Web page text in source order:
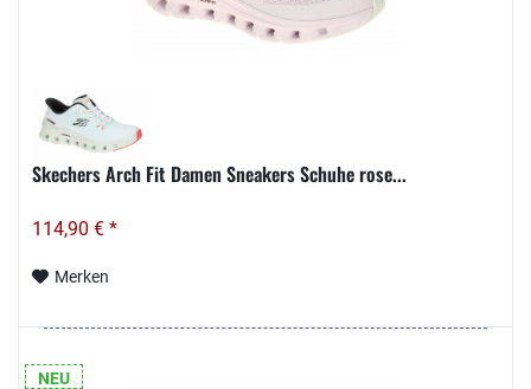
Skechers Arch Fit Damen Sneakers Schuhe rose...
114,90 € *
Merken
NEU